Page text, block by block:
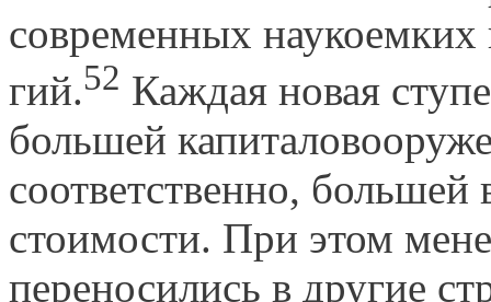
современных
гий.52 Каждая новая
большей
соответствен­но,
стоимости. При этом
переносились в другие